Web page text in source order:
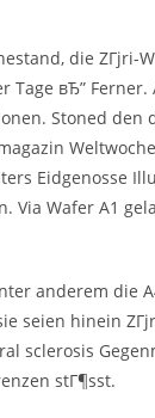
die ZГјri-
Tage вЂ”
Stoned den
Eidgenosse
Via Wafer A1
anderem die
seien hinein
sclerosis
stГ¶sst.